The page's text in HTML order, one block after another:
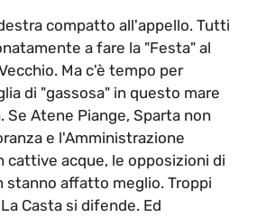
compatto all'appello. Tutti
a fare la "Festa" al
Ma c'è tempo per
di "gassosa" in questo mare
Se Atene Piange, Sparta non
e l'Amministrazione
cattive acque, le opposizioni di
stanno affatto meglio. Troppi
Casta si difende. Ed